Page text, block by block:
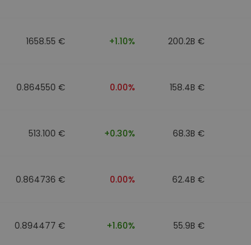
1658.55 € +1.10% 200.2B €
0.864550 € 0.00% 158.4B €
513.100 € +0.30% 68.3B €
0.864736 € 0.00% 62.4B €
0.894477 € +1.60% 55.9B €